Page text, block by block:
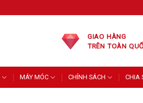
GIAO HÀNG
TRÊN TOÀN
MÁY MÓC CHÍNH SÁCH CHIA